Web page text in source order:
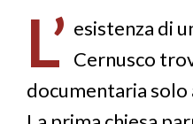
pane
L’ esistenza di
Cernusco
documentaria